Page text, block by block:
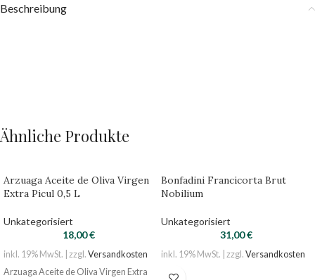
Beschreibung
Ähnliche Produkte
Arzuaga Aceite de Oliva Virgen
Extra Picul 0,5 L
Unkategorisiert
18,00€
inkl. 19% MwSt. | zzgl. Versandkosten
Arzuaga Aceite de Oliva Virgen Extra
Bonfadini Francicorta Brut
Nobilium
Unkategorisiert
31,00€
inkl. 19% MwSt. | zzgl. Versandkosten